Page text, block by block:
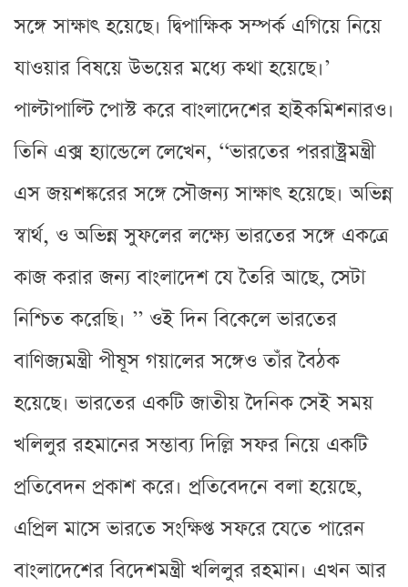
সঙ্গে সাক্ষাৎ হয়েছে। দ্বিপাক্ষিক সম্পর্ক এগিয়ে নিয়ে
যাওয়ার বিষয়ে উভয়ের মধ্যে কথা হয়েছে।’
পাল্টাপাল্টি পোস্ট করে বাংলাদেশের হাইকমিশনারও।
তিনি এক্স হ্যান্ডেলে লেখেন, ‘‘ভারতের পররাষ্ট্রমন্ত্রী
এস জয়শঙ্করের সঙ্গে সৌজন্য সাক্ষাৎ হয়েছে। অভিন্ন
স্বার্থ, ও অভিন্ন সুফলের লক্ষ্যে ভারতের সঙ্গে একত্রে
কাজ করার জন্য বাংলাদেশ যে তৈরি আছে, সেটা
নিশ্চিত করেছি। ’’ ওই দিন বিকেলে ভারতের
বাণিজ্যমন্ত্রী পীষূস গয়ালের সঙ্গেও তাঁর বৈঠক
হয়েছে। ভারতের একটি জাতীয় দৈনিক সেই সময়
খলিলুর রহমানের সম্ভাব্য দিল্লি সফর নিয়ে একটি
প্রতিবেদন প্রকাশ করে। প্রতিবেদনে বলা হয়েছে,
এপ্রিল মাসে ভারতে সংক্ষিপ্ত সফরে যেতে পারেন
বাংলাদেশের বিদেশমন্ত্রী খলিলুর রহমান। এখন আর